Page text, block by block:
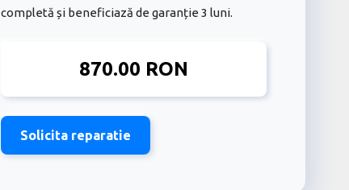
completă și beneficiază de garanție 3 luni.
870.00 RON
Solicita reparatie